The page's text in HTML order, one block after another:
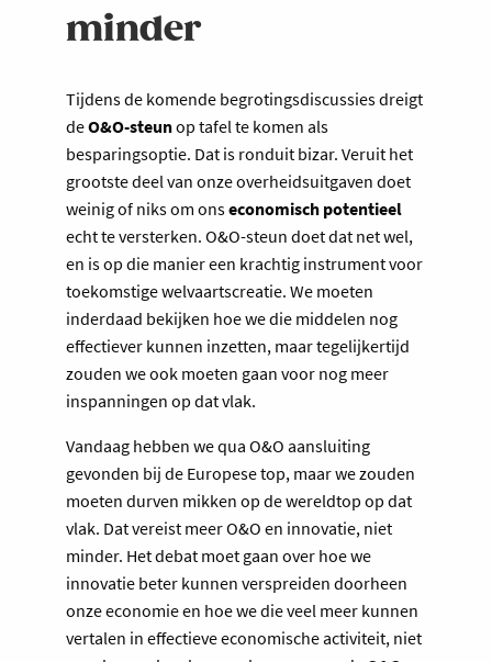
minder
Tijdens de komende begrotingsdiscussies dreigt
deO&O-steunop tafel te komen als
besparingsoptie. Dat is ronduit bizar. Veruit het
grootste deel van onze overheidsuitgaven doet
weinig of niks om onseconomisch potentieel
echt te versterken. O&O-steun doet dat net wel,
en is op die manier een krachtig instrument voor
toekomstige welvaartscreatie. We moeten
inderdaad bekijken hoe we die middelen nog
effectiever kunnen inzetten, maar tegelijkertijd
zouden we ook moeten gaan voor nog meer
inspanningen op dat vlak.
Vandaag hebben we qua O&O aansluiting
gevonden bij de Europese top, maar we zouden
moeten durven mikken op de wereldtop op dat
vlak. Dat vereist meer O&O en innovatie, niet
minder. Het debat moet gaan over hoe we
innovatie beter kunnen verspreiden doorheen
onze economie en hoe we die veel meer kunnen
vertalen in effectieve economische activiteit, niet